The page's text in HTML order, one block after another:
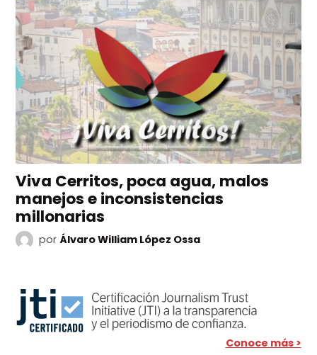
Viva Cerritos, poca agua, malos
manejos e inconsistencias
millonarias
por Álvaro William López Ossa
Conoce más >